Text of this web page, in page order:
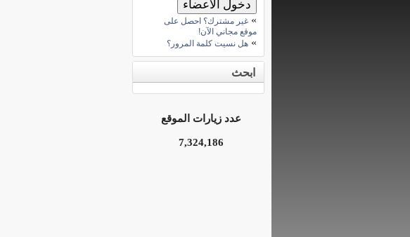
» غير مشترك؟ احصل على
موقع مجاني الآن!
» هل نسيت كلمة المرور؟
ابحث
عدد زيارات الموقع
7,324,186